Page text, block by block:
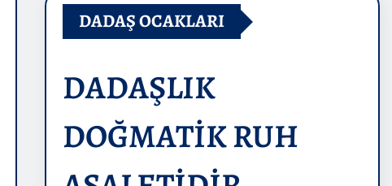
DADAŞ OCAKLARI
DADAŞLIK
DOĞMATİK RUH